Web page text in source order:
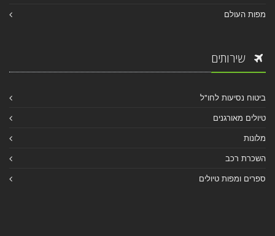
מפות העולם
שירותים
ביטוח נסיעות לחו"ל
טיולים מאורגנים
מלונות
השכרת רכב
ספרים ומפות טיולים